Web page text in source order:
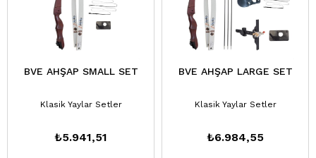
BVE AHŞAP SMALL SET
Klasik Yaylar Setler
₺5.941,51
BVE AHŞAP LARGE SET
Klasik Yaylar Setler
₺6.984,55